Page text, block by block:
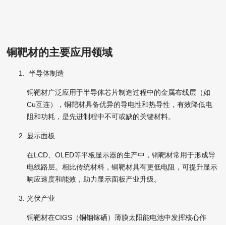
铜靶材的主要应用领域
半导体制造
铜靶材广泛应用于半导体芯片制造过程中的金属布线层（如
Cu互连），铜靶材具备优异的导电性和热导性，有效降低电
阻和功耗，是先进制程中不可或缺的关键材料。
显示面板
在LCD、OLED等平板显示器的生产中，铜靶材常用于形成导
电线路层。相比传统材料，铜靶材具有更低电阻，可提升显示
响应速度和能效，助力显示面板产业升级。
光伏产业
铜靶材在CIGS（铜铟镓硒）薄膜太阳能电池中发挥核心作